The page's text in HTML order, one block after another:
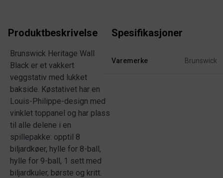
Produktbeskrivelse
Brunswick Heritage Wall
Black er et vakkert
veggstativ med lukket
bakside. Køstativet har en
Louis-Philippe-design med
vinklet toppanel og har plass
til alle delene i en
spillepakke: opptil 8
biljardkøer, hylle for 8-ball,
hylle for 9-ball, 1 sett med
biljardkuler, børste og kritt.
Spesifikasjoner
Varemerke Brunswick